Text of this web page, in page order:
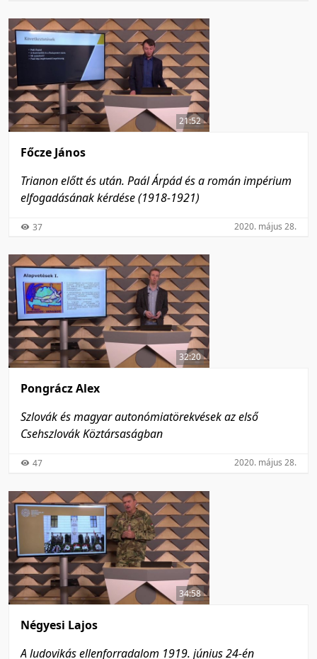
21:52
Főcze János
Trianon előtt és után. Paál Árpád és a román impérium
elfogadásának kérdése (1918-1921)
37 2020. május 28.
32:20
Pongrácz Alex
Szlovák és magyar autonómiatörekvések az első
Csehszlovák Köztársaságban
47 2020. május 28.
34:58
Négyesi Lajos
A ludovikás ellenforradalom 1919. június 24-én